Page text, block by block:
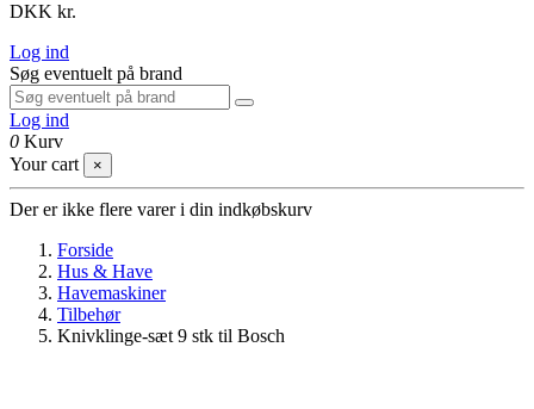
DKK kr.
Log ind
Søg eventuelt på brand
Log ind
0 Kurv
Your cart
×
Der er ikke flere varer i din indkøbskurv
Forside
Hus & Have
Havemaskiner
Tilbehør
Knivklinge-sæt 9 stk til Bosch